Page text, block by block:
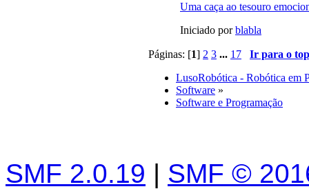
Uma caça ao tesouro
Iniciado porblabla
Páginas: [1] 2 3 ... 17
Ir para o
LusoRobótica - Robótica em
Software »
Software e Programação
SMF 2.0.19 | SMF ©